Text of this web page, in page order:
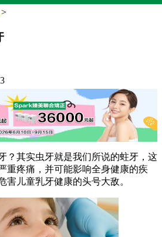
>
其实虫牙就是我们所说的蛀牙，这
重疼痛，并可能影响全身健康的疾
害儿童乳牙健康的头号大敌。